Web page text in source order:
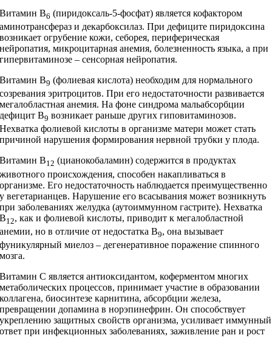
Витамин В6 (пиридоксаль-5-фосфат) является кофактором
аминотрансфераз и декарбоксилаз. При дефиците пиридоксина
возникает огрубение кожи, себорея, периферическая
нейропатия, микроцитарная анемия, болезненность языка, а при
гипервитаминозе – сенсорная нейропатия.
Витамин В9 (фолиевая кислота) необходим для нормального
созревания эритроцитов. При его недостаточности развивается
мегалобластная анемия. На фоне синдрома мальабсорбции
дефицит В9 возникает раньше других гиповитаминозов.
Нехватка фолиевой кислоты в организме матери может стать
причиной нарушения формирования нервной трубки у плода.
Витамин В12 (цианокобаламин) содержится в продуктах
животного происхождения, способен накапливаться в
организме. Его недостаточность наблюдается преимущественно
у вегетарианцев. Нарушение его всасывания может возникнуть
при заболеваниях желудка (аутоиммунном гастрите). Нехватка
В12, как и фолиевой кислоты, приводит к мегалобластной
анемии, но в отличие от недостатка В9, она вызывает
фуникулярный миелоз – дегенеративное поражение спинного
мозга.
Витамин С является антиоксидантом, коферментом многих
метаболических процессов, принимает участие в образовании
коллагена, биосинтезе карнитина, абсорбции железа,
превращении допамина в норэпинефрин. Он способствует
укреплению защитных свойств организма, усиливает иммунный
ответ при инфекционных заболеваниях, заживление ран и рост